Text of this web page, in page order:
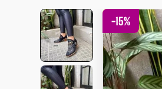
-15%